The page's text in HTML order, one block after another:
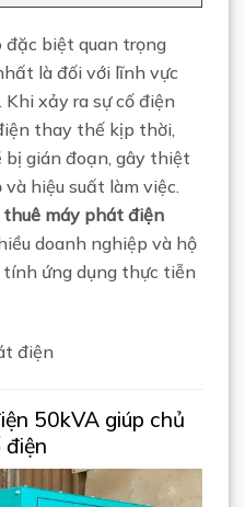
biệt quan trọng
là đối với lĩnh vực
xảy ra sự cố điện
thay thế kịp thời,
gián đoạn, gây thiệt
hiệu suất làm việc.
thuê máy phát điện
doanh nghiệp và hộ
ứng dụng thực tiễn
điện
50kVA giúp chủ